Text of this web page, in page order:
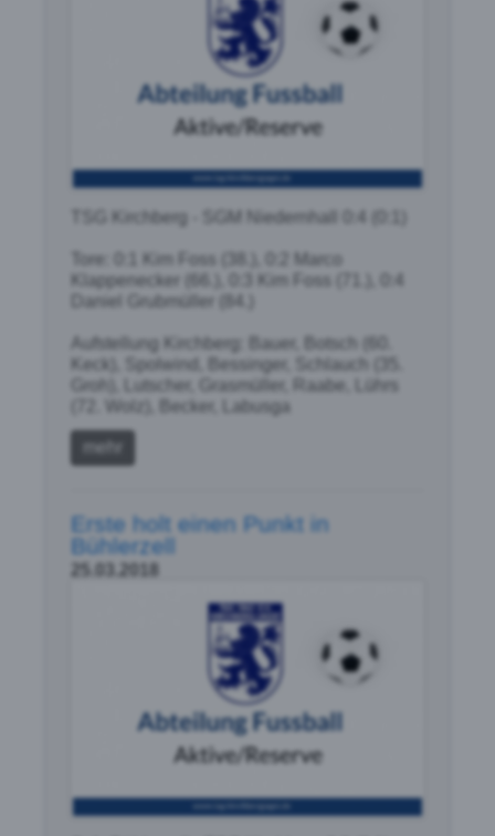
TSG Kirchberg - SGM Niedernhall 0:4 (0:1)
Tore: 0:1 Kim Foss (38.), 0:2 Marco
Klappenecker (66.), 0:3 Kim Foss (71.), 0:4
Daniel Grubmüller (84.)
Aufstellung Kirchberg: Bauer, Botsch (60.
Keck), Spolwind, Bessinger, Schlauch (35.
Groh), Lutscher, Grasmüller, Raabe, Lührs
(72. Wolz), Becker, Labusga
mehr
Erste holt einen Punkt in
Bühlerzell